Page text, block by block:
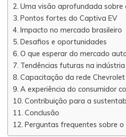
Uma visão aprofundada sobre
Pontos fortes do Captiva EV
Impacto no mercado brasileiro
Desafios e oportunidades
O que esperar do mercado
Tendências futuras na
Capacitação da rede Chevrolet
A experiência do consumidor
Contribuição para a
Conclusão
Perguntas frequentes sobre